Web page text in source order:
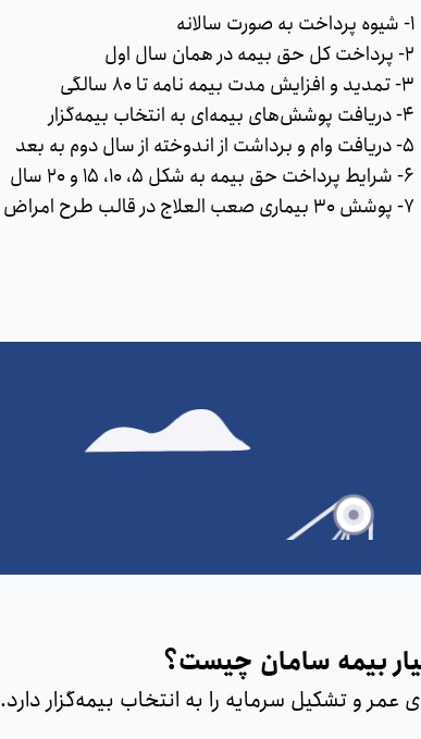
1- شیوه پرداخت به صورت سالانه
2- پرداخت کل حق بیمه در همان سال اول
3- تمدید و افزایش مدت بیمه نامه تا 80 سالگی
4- دریافت پوشش‌های بیمه‌ای به انتخاب بیمه‌گزار
5- دریافت وام و برداشت از اندوخته از سال دوم به بعد
6- شرایط پرداخت حق بیمه به شکل 5، 10، 15 و 20 سال
7- پوشش 30 بیماری صعب العلاج در قالب طرح امراض ممتاز
بیمه سامان چیست؟
و تشکیل سرمایه را به انتخاب بیمه‌گزار دارد.